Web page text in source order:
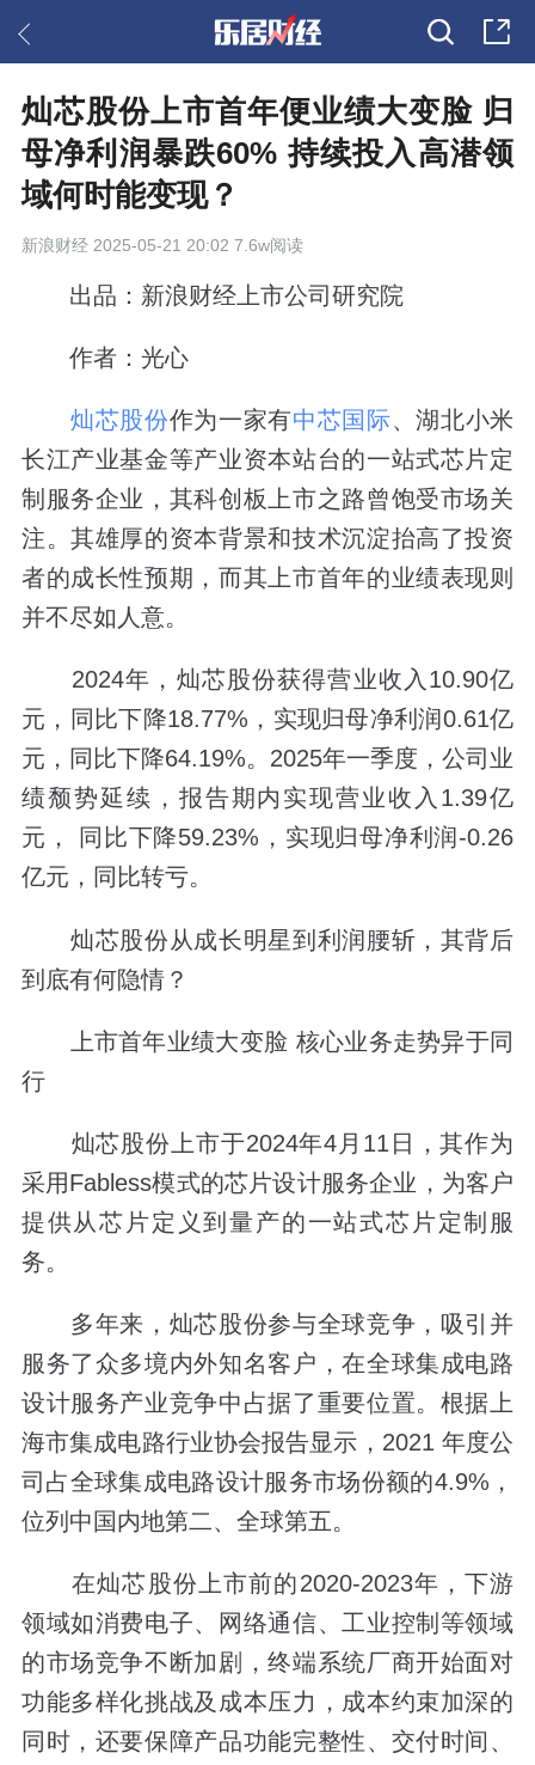
灿芯股份上市首年便业绩大变脸 归
母净利润暴跌60% 持续投入高潜领
域何时能变现？
新浪财经2025-05-21 20:02 7.6w阅读
出品：新浪财经上市公司研究院
作者：光心
灿芯股份作为一家有中芯国际、湖北小米
长江产业基金等产业资本站台的一站式芯片定
制服务企业，其科创板上市之路曾饱受市场关
注。其雄厚的资本背景和技术沉淀抬高了投资
者的成长性预期，而其上市首年的业绩表现则
并不尽如人意。
2024年，灿芯股份获得营业收入10.90亿
元，同比下降18.77%，实现归母净利润0.61亿
元，同比下降64.19%。2025年一季度，公司业
绩颓势延续，报告期内实现营业收入1.39亿
元， 同比下降59.23%，实现归母净利润-0.26
亿元，同比转亏。
灿芯股份从成长明星到利润腰斩，其背后
到底有何隐情？
上市首年业绩大变脸 核心业务走势异于同
行
灿芯股份上市于2024年4月11日，其作为
采用Fabless模式的芯片设计服务企业，为客户
提供从芯片定义到量产的一站式芯片定制服
务。
多年来，灿芯股份参与全球竞争，吸引并
服务了众多境内外知名客户，在全球集成电路
设计服务产业竞争中占据了重要位置。根据上
海市集成电路行业协会报告显示，2021 年度公
司占全球集成电路设计服务市场份额的4.9%，
位列中国内地第二、全球第五。
在灿芯股份上市前的2020-2023年，下游
领域如消费电子、网络通信、工业控制等领域
的市场竞争不断加剧，终端系统厂商开始面对
功能多样化挑战及成本压力，成本约束加深的
同时，还要保障产品功能完整性、交付时间、